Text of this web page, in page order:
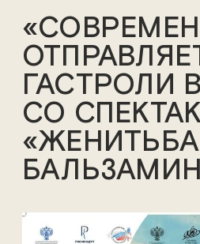
ГАСТРОЛИ
СО
«ЖЕНИТЬБА